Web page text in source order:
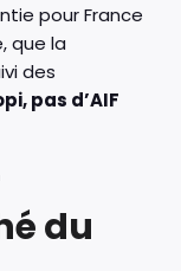
pour France
que la
des
pas d’AIF
du